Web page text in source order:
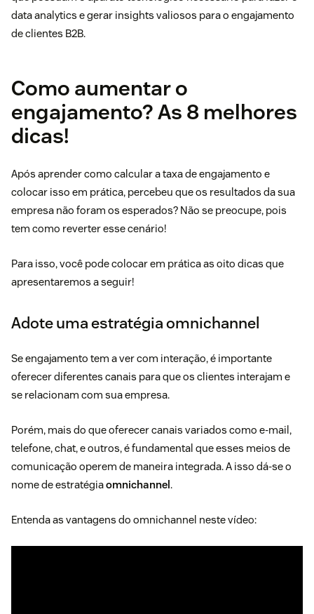
data analytics e gerar insights valiosos para o engajamento
de clientes B2B.
Como aumentar o
engajamento? As 8 melhores
dicas!
Após aprender como calcular a taxa de engajamento e
colocar isso em prática, percebeu que os resultados da sua
empresa não foram os esperados? Não se preocupe, pois
tem como reverter esse cenário!
Para isso, você pode colocar em prática as oito dicas que
apresentaremos a seguir!
Adote uma estratégia omnichannel
Se engajamento tem a ver com interação, é importante
oferecer diferentes canais para que os clientes interajam e
se relacionam com sua empresa.
Porém, mais do que oferecer canais variados como e-mail,
telefone, chat, e outros, é fundamental que esses meios de
comunicação operem de maneira integrada. A isso dá-se o
nome de estratégiaomnichannel .
Entenda as vantagens do omnichannel neste vídeo: